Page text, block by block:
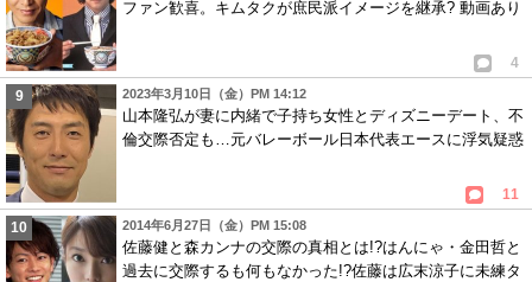
ファン歓喜。キムタクが庶民派イメージを継承? 動画あり
4
2023年3月10日（金）PM 14:12
山本隆弘が妻に内緒で子持ち女性とディズニーデート、不
倫交際否定も…元バレーボール日本代表エースに浮気疑惑
11
2014年6月27日（金）PM 15:08
佐藤健と森カンナの交際の真相とは!?はんにゃ・金田哲と
過去に交際するも何もなかった!?佐藤は広末涼子に未練タ